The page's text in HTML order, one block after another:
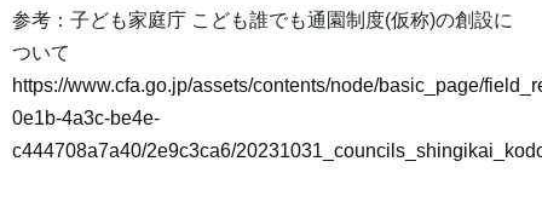
参考：子ども家庭庁 こども誰でも通園制度(仮称)の創設に
ついて
https://www.cfa.go.jp/assets/contents/node/basic_page/
0e1b-4a3c-be4e-
c444708a7a40/2e9c3ca6/